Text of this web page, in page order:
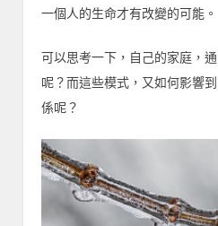
一個人的生命才有改變的可能。
可以思考一下，自己的家庭，
呢？而這些模式，又如何影響
係呢？